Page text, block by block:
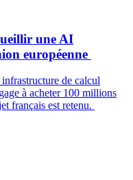
une AI
européenne
de calcul
à acheter 100 millions
français est retenu.